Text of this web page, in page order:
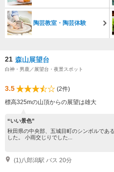
陶芸教室・陶芸体験
21 森山展望台
白神・男鹿／展望台・夜景スポット
3.5
(2件)
標高325mの山頂からの展望は雄大
“いい景色”
秋田県の中央部、五城目町のシンボルであ
した。 小雨交じりでした...
(1)八郎潟駅 バス 20分